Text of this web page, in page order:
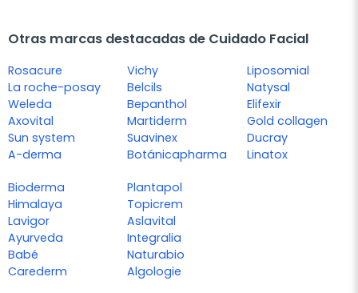
Otras marcas destacadas de Cuidado Facial
Rosacure
La roche-posay
Weleda
Axovital
Sun system
A-derma
Vichy
Belcils
Bepanthol
Martiderm
Suavinex
Botánicapharma
Liposomial
Natysal
Elifexir
Gold collagen
Ducray
Linatox
Bioderma
Himalaya
Lavigor
Ayurveda
Babé
Carederm
Plantapol
Topicrem
Aslavital
Integralia
Naturabio
Algologie